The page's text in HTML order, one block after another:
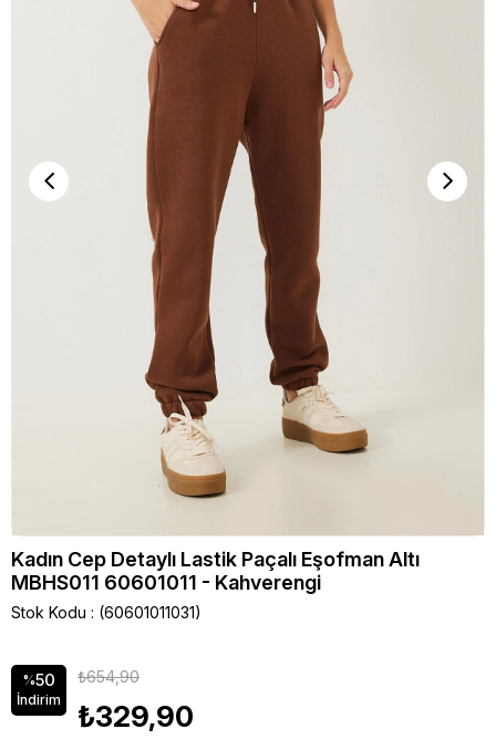
Kadın Cep Detaylı Lastik Paçalı Eşofman Altı
MBHS011 60601011 - Kahverengi
Stok Kodu (60601011031)
%50
İndirim
₺654,90
₺329,90